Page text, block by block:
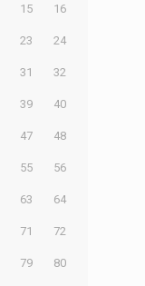
15 16
23 24
31 32
39 40
47 48
55 56
63 64
71 72
79 80